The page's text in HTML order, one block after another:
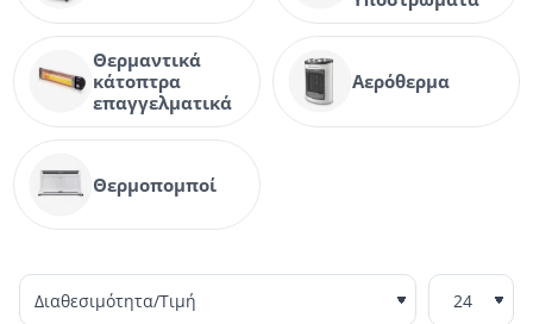
Θερμαντικά
κάτοπτρα
επαγγελματικά
Αερόθερμα
Θερμοπομποί